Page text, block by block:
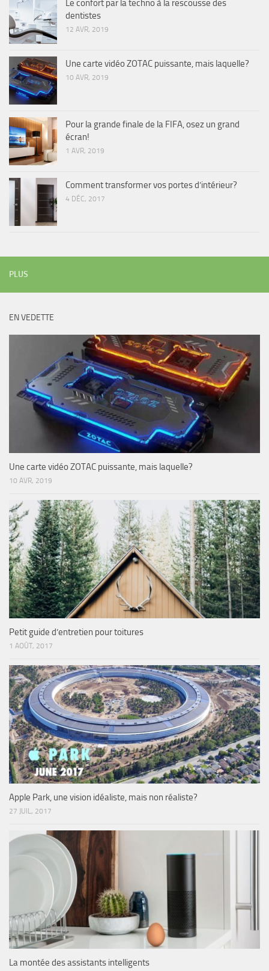
Le confort par la techno à la rescousse des
dentistes
12 AVR, 2019
Une carte vidéo ZOTAC puissante, mais laquelle?
10 AVR, 2019
Pour la grande finale de la FIFA, osez un grand
écran!
1 AVR, 2019
Comment transformer vos portes d’intérieur?
4 DÉC, 2017
PLUS
EN VEDETTE
Une carte vidéo ZOTAC puissante, mais laquelle?
10 AVR, 2019
Petit guide d’entretien pour toitures
1 AOÛT, 2017
Apple Park, une vision idéaliste, mais non réaliste?
27 JUIL, 2017
La montée des assistants intelligents